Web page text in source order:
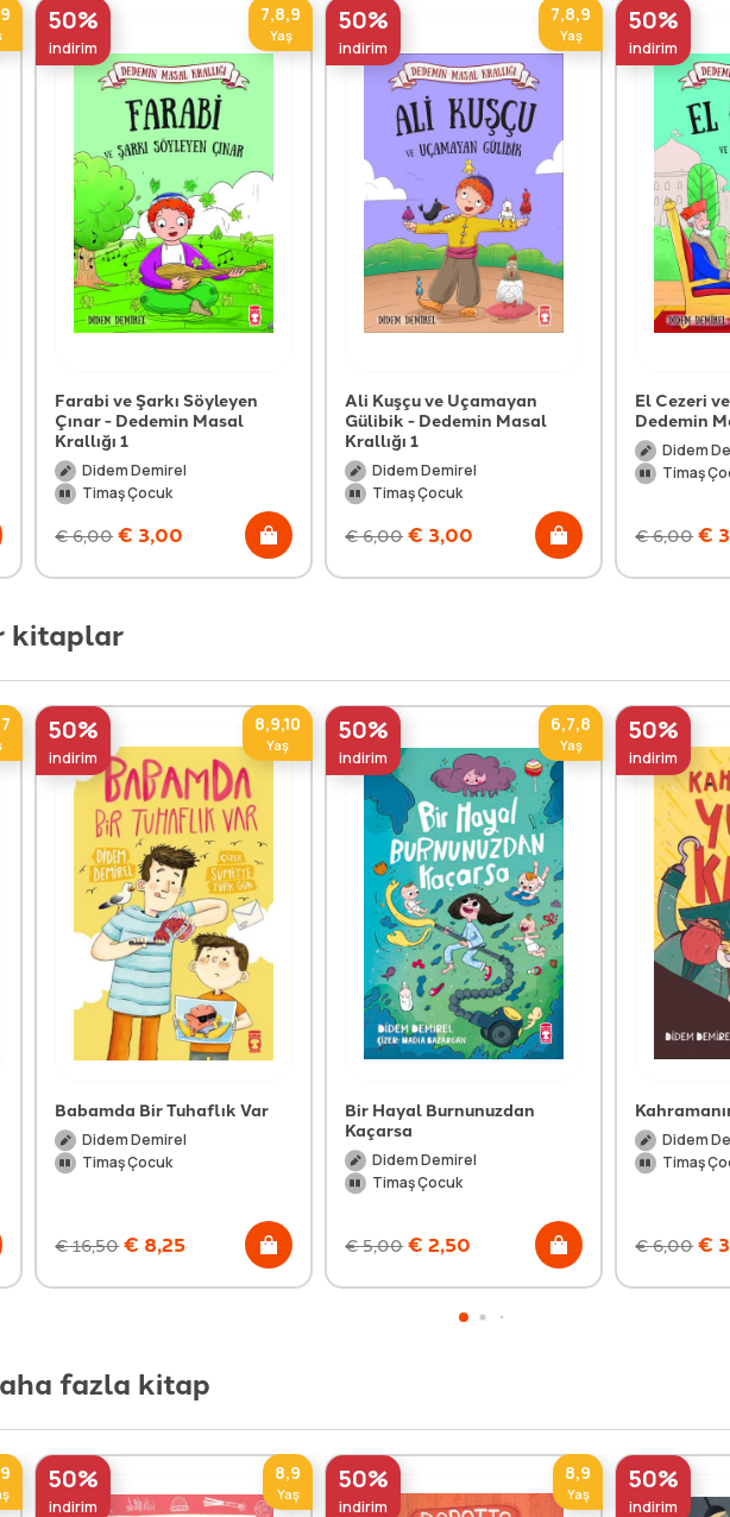
50%
indirim
7,8,9
Yaş
Farabi ve Şarkı Söyleyen
Çınar - Dedemin Masal
Krallığı 1
Didem Demirel
Timaş Çocuk
€6,00 € 3,00
50%
indirim
7,8,9
Yaş
Ali Kuşçu ve Uçamayan
Gülibik - Dedemin Masal
Krallığı 1
Didem Demirel
Timaş Çocuk
€6,00 € 3,00
50%
indirim
El Cezeri
Dedemin
Didem
Timaş
€6,00 €
kitaplar
50%
indirim
8,9,10
Yaş
Babamda Bir Tuhaflık Var
Didem Demirel
Timaş Çocuk
€16,50 € 8,25
50%
indirim
6,7,8
Yaş
Bir Hayal Burnunuzdan
Kaçarsa
Didem Demirel
Timaş Çocuk
€5,00 € 2,50
50%
indirim
Didem
Timaş
€6,00 €
fazla kitap
50%
indirim
8,9
Yaş 50%
indirim
8,9
Yaş 50%
indirim